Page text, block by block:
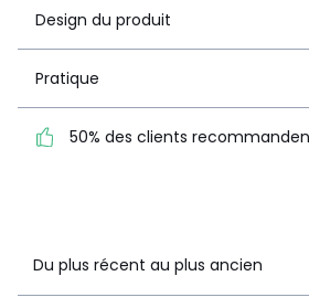
1 2
3
Design du produit
Pratique
50% des clients
Du plus récent au plus ancien